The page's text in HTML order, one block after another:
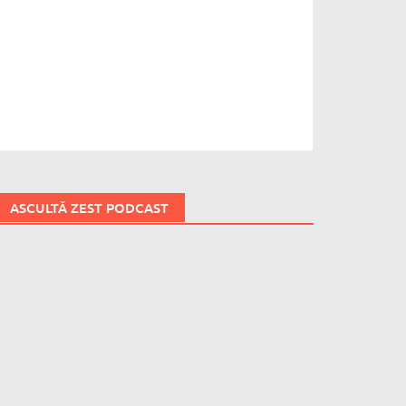
ASCULTĂ ZEST PODCAST